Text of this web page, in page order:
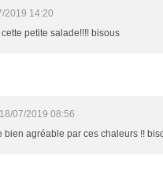
2019 14:20
petite salade!!!! bisous
18/07/2019 08:56
bien agréable par ces chaleurs !!